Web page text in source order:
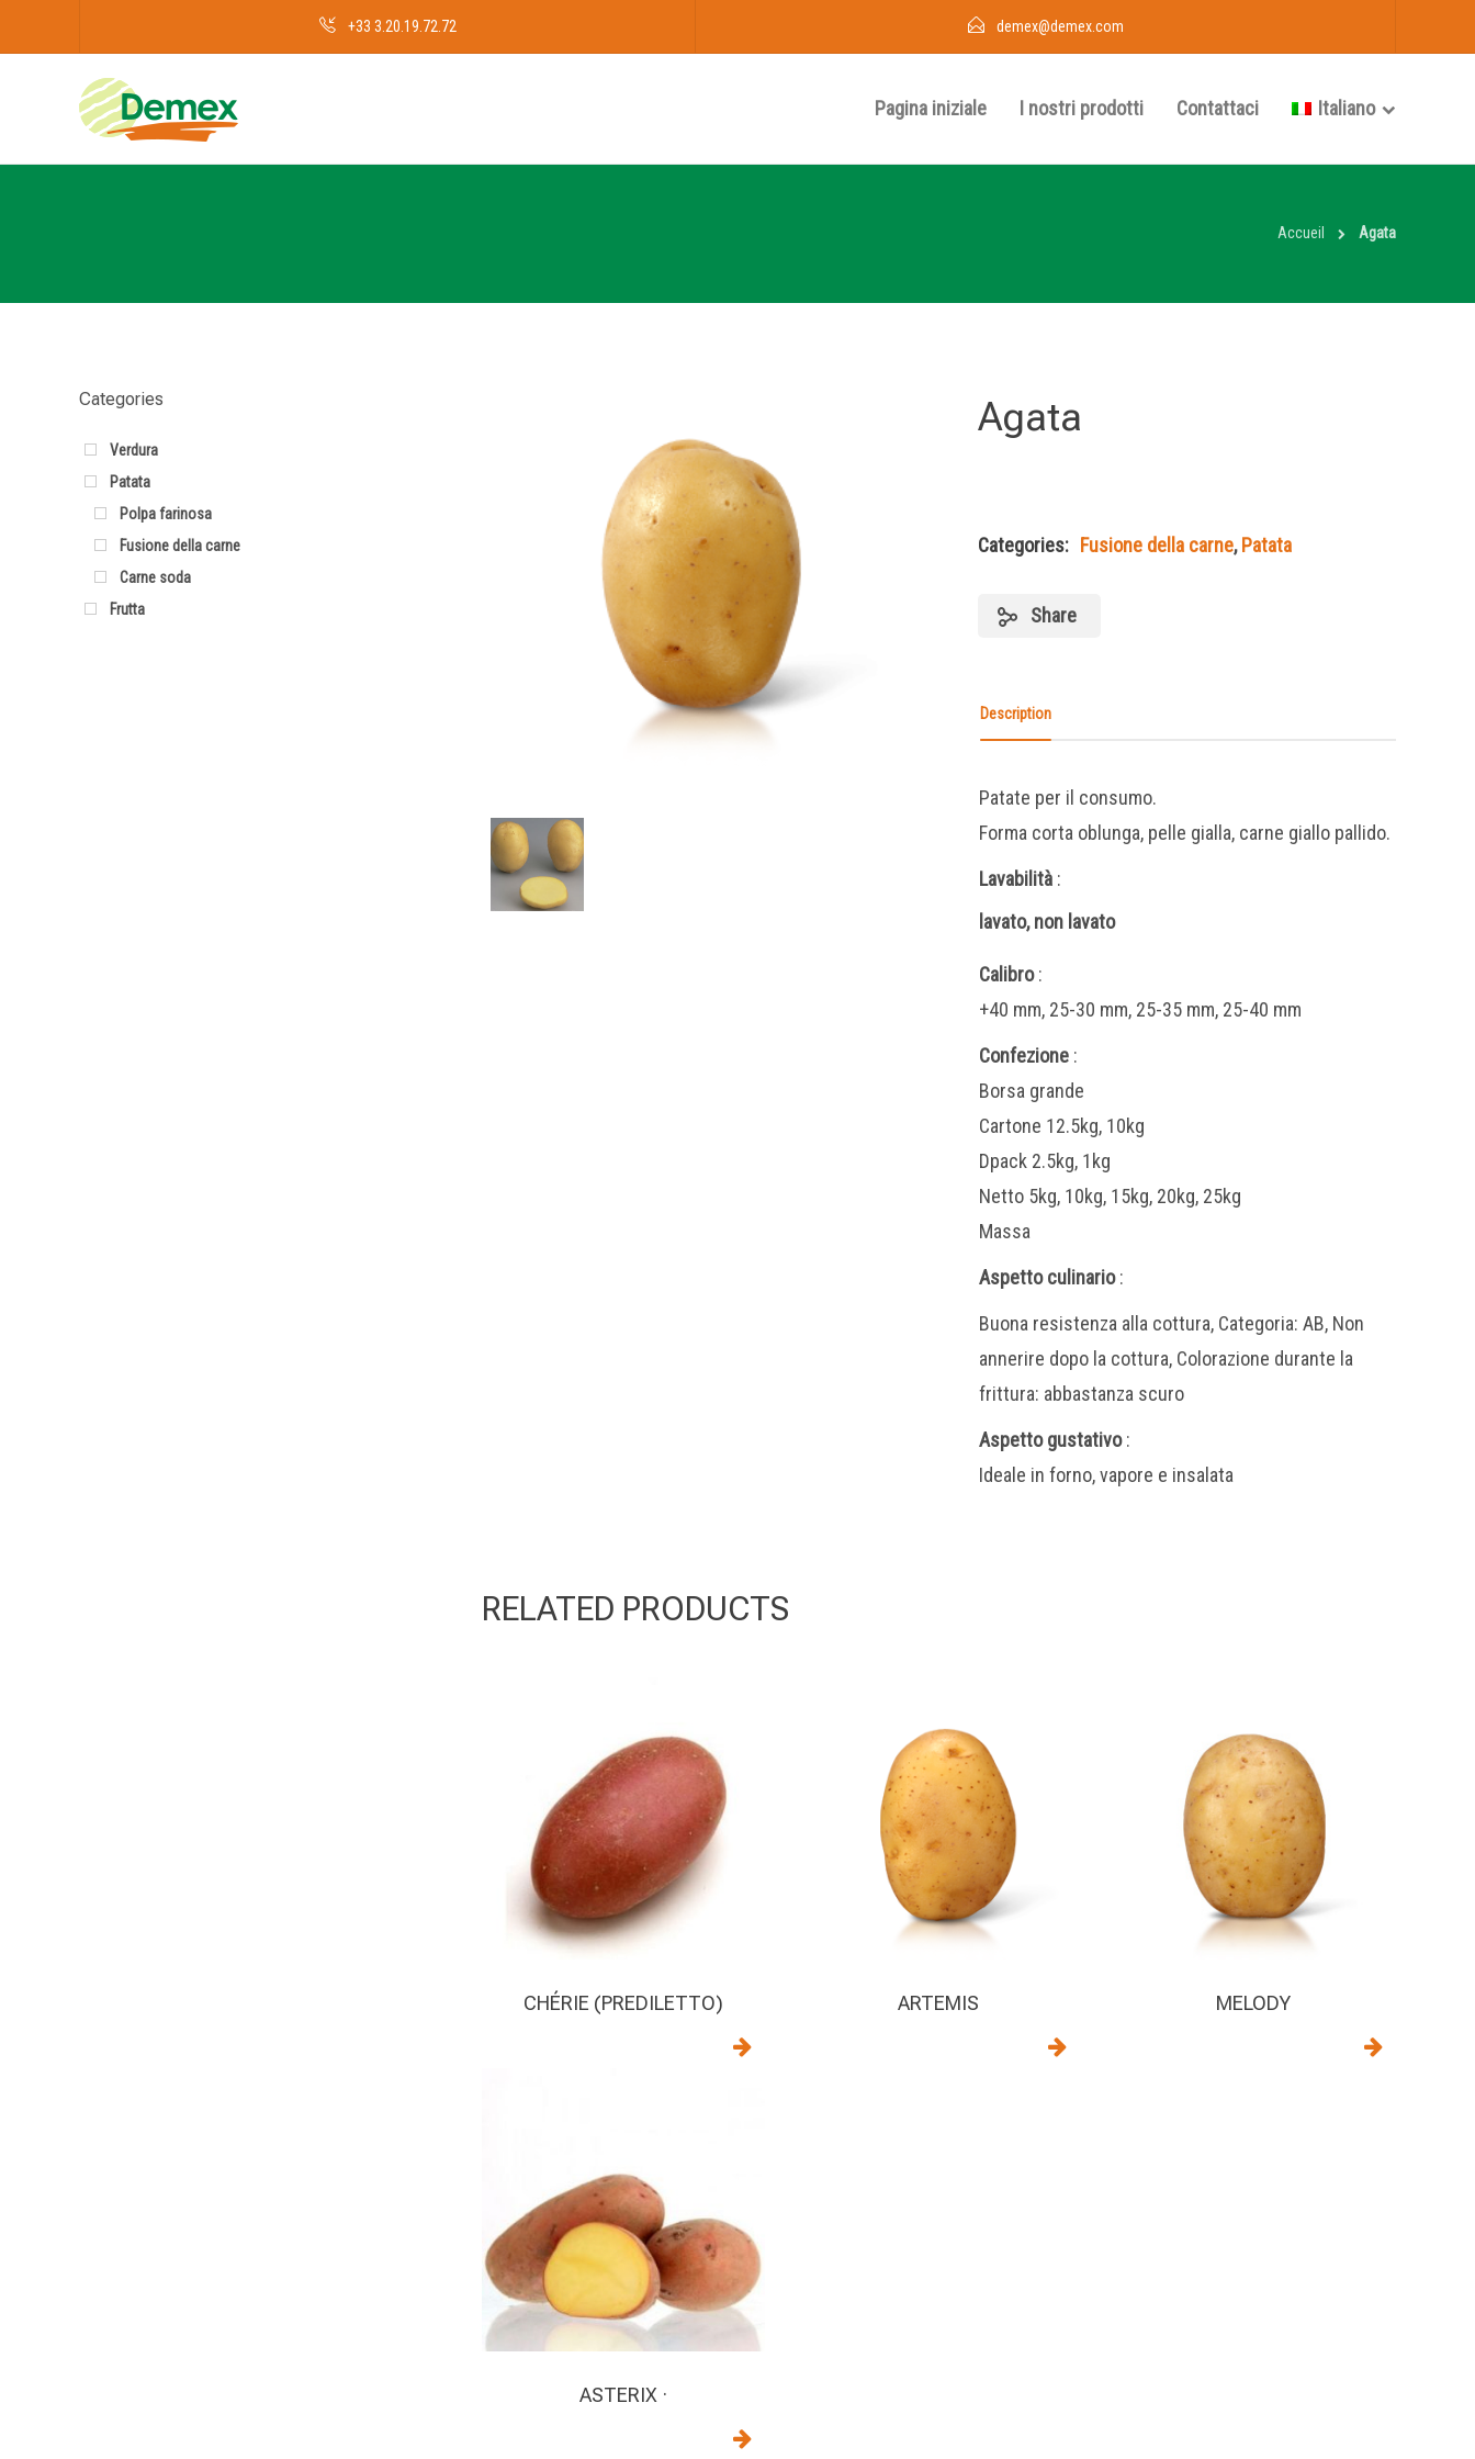
+33 3.20.19.72.72 demex@demex.com
Pagina iniziale I nostri prodotti Contattaci Italiano
Accueil Agata
Agata
Categories: Fusione della carne,Patata
Share
Description
Patate per il consumo.
Forma corta oblunga, pelle gialla, carne giallo pallido.
Lavabilità:
lavato, non lavato
Calibro:
+40 mm, 25-30 mm, 25-35 mm, 25-40 mm
Confezione:
Borsa grande
Cartone 12.5kg, 10kg
Dpack 2.5kg, 1kg
Netto 5kg, 10kg, 15kg, 20kg, 25kg
Massa
Aspetto culinario:
Buona resistenza alla cottura, Categoria: AB, Non
annerire dopo la cottura, Colorazione durante la
frittura: abbastanza scuro
Aspetto gustativo:
Ideale in forno, vapore e insalata
RELATED PRODUCTS
CHÉRIE (PREDILETTO) ARTEMIS MELODY
ASTERIX ·
Categories
Verdura
Patata
Polpa farinosa
Fusione della carne
Carne soda
Frutta